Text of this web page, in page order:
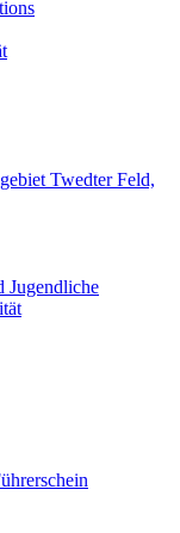
Twedter Feld,
Jugendliche